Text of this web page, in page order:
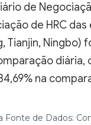
de
de HRC
Tianjin,
diária,
na
Fonte de Dados: